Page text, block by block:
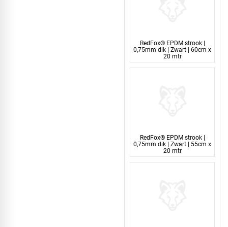
RedFox® EPDM strook |
0,75mm dik | Zwart | 60cm x
20 mtr
RedFox® EPDM strook |
0,75mm dik | Zwart | 55cm x
20 mtr